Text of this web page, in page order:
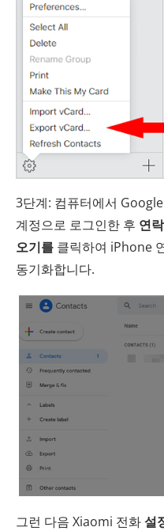
3단계: 컴퓨터에서
계정으로 로그인한 후 연
오기를 클릭하여 iPhone
동기화합니다.
그런 다음 Xiaomi 전화설